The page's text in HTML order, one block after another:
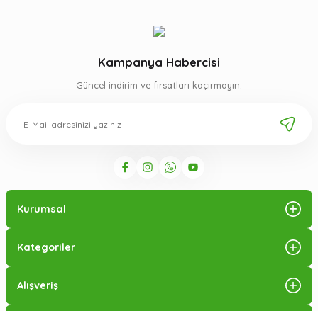
Kampanya Habercisi
Güncel indirim ve fırsatları kaçırmayın.
Kurumsal
Kategoriler
Alışveriş